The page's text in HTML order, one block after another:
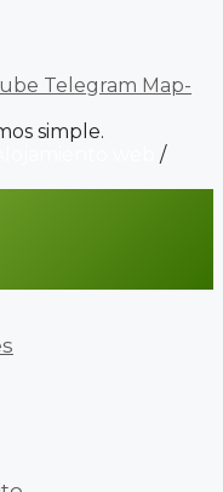
Telegram Map-
simple.
/